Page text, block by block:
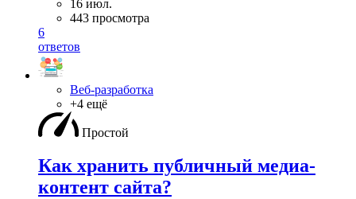
16 июл.
443 просмотра
6
ответов
Веб-разработка
+4 ещё
Простой
Как хранить публичный медиа-
контент сайта?